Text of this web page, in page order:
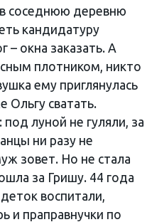
соседнюю деревню
кандидатуру
– окна заказать. А
плотником, никто
ему приглянулась
Ольгу сватать.
луной не гуляли, за
ни разу не
зовет. Но не стала
за Гришу. 44 года
воспитали,
и праправнучки по